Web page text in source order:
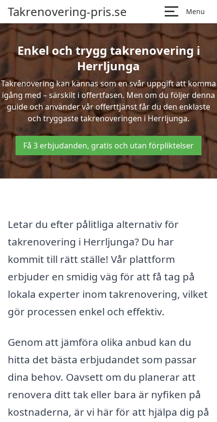
Takrenovering-pris.se Menu
Enkel och trygg takrenovering i
Herrljunga
Takrenovering kan kännas som en svår uppgift att komma
igång med – särskilt i offertfasen. Men om du följer denna
guide och använder vår offerttjänst får du den enklaste
och tryggaste takrenoveringen i Herrljunga.
Få 3 erbjudanden, gratis och utan förpliktelser
Letar du efter pålitliga alternativ för
takrenovering i Herrljunga? Du har
kommit till rätt ställe! Vår plattform
erbjuder en smidig väg för att få tag på
lokala experter inom takrenovering, vilket
gör processen enkel och effektiv.
Genom att jämföra olika anbud kan du
hitta det bästa erbjudandet som passar
dina behov. Oavsett om du planerar att
renovera ditt tak eller bara är nyfiken på
kostnaderna, är vi här för att hjälpa dig på